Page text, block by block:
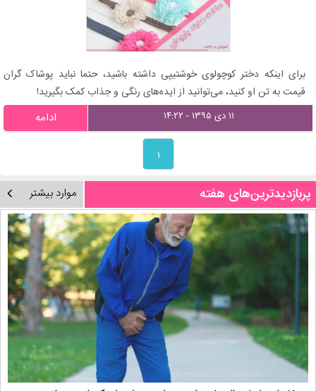
برای اینکه دختر کوچولوی خوشتیپی داشته باشید، حتما نباید پوشاک گران
قیمت به تن او کنید، می‌توانید از ایده‌های رنگی و جذاب کمک بگیرید!
۱۱ دی ۱۳۹۵ - ۱۴:۲۲ ادامه
۱
پربازدیدترین‌های هفته موارد بیشتر